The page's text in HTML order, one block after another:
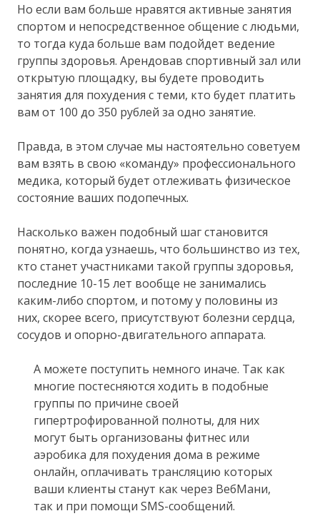
Но если вам больше нравятся активные занятия
спортом и непосредственное общение с людьми,
то тогда куда больше вам подойдет ведение
группы здоровья. Арендовав спортивный зал или
открытую площадку, вы будете проводить
занятия для похудения с теми, кто будет платить
вам от 100 до 350 рублей за одно занятие.
Правда, в этом случае мы настоятельно советуем
вам взять в свою «команду» профессионального
медика, который будет отлеживать физическое
состояние ваших подопечных.
Насколько важен подобный шаг становится
понятно, когда узнаешь, что большинство из тех,
кто станет участниками такой группы здоровья,
последние 10-15 лет вообще не занимались
каким-либо спортом, и потому у половины из
них, скорее всего, присутствуют болезни сердца,
сосудов и опорно-двигательного аппарата.
А можете поступить немного иначе. Так как
многие постесняются ходить в подобные
группы по причине своей
гипертрофированной полноты, для них
могут быть организованы фитнес или
аэробика для похудения дома в режиме
онлайн, оплачивать трансляцию которых
ваши клиенты станут как через ВебМани,
так и при помощи SMS-сообщений.